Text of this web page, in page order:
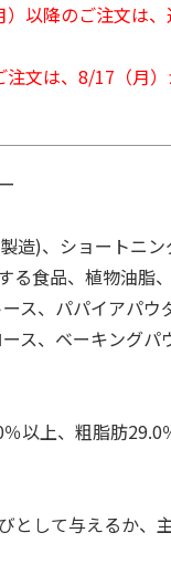
…
以降のご注文は
文は、8/17（月
造)、ショートニ
る食品、植物油脂
ス、パパイアパウ
ス、ベーキングパ
以上、粗脂肪
として与えるか、